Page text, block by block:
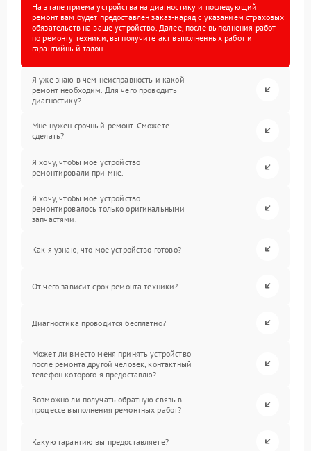
На этапе приема устройства на диагностику и последующий
ремонт вам будет предоставлен заказ-наряд с указанием страховых
обязательств на ваше устройство. Далее, после выполнения работ
по ремонту техники, вы получите акт выполненных работ и
гарантийный талон.
Я уже знаю в чем неисправность и какой
ремонт необходим. Для чего проводить
диагностику?
Мне нужен срочный ремонт. Сможете
сделать?
Я хочу, чтобы мое устройство
ремонтировали при мне.
Я хочу, чтобы мое устройство
ремонтировалось только оригинальными
запчастями.
Как я узнаю, что мое устройство готово?
От чего зависит срок ремонта техники?
Диагностика проводится бесплатно?
Может ли вместо меня принять устройство
после ремонта другой человек, контактный
телефон которого я предоставлю?
Возможно ли получать обратную связь в
процессе выполнения ремонтных работ?
Какую гарантию вы предоставляете?